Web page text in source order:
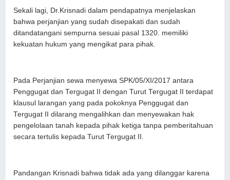
Sekali lagi, Dr.Krisnadi dalam pendapatnya menjelaskan
bahwa perjanjian yang sudah disepakati dan sudah
ditandatangani sempurna sesuai pasal 1320. memiliki
kekuatan hukum yang mengikat para pihak.
Pada Perjanjian sewa menyewa SPK/05/XI/2017 antara
Penggugat dan Tergugat II dengan Turut Tergugat II terdapat
klausul larangan yang pada pokoknya Penggugat dan
Tergugat II dilarang mengalihkan dan menyewakan hak
pengelolaan tanah kepada pihak ketiga tanpa pemberitahuan
secara tertulis kepada Turut Tergugat II.
Pandangan Krisnadi bahwa tidak ada yang dilanggar karena